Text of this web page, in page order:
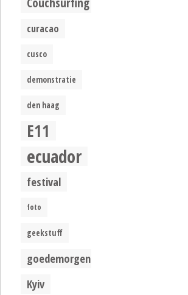
curacao
cusco
demonstratie
den haag
E11
ecuador
festival
foto
geekstuff
goedemorgen
Kyiv